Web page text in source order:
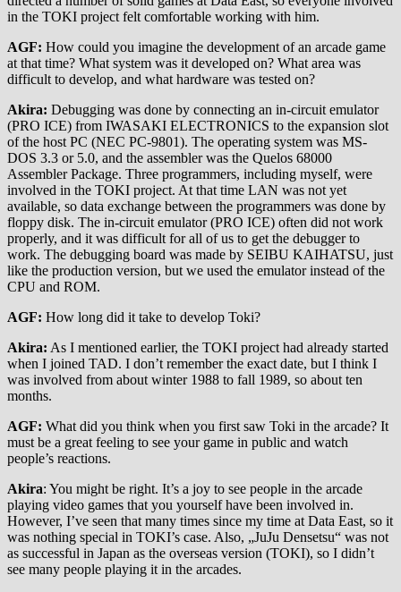
in the TOKI project felt comfortable working with him.
AGF: How could you imagine the development of an arcade game
at that time? What system was it developed on? What area was
difficult to develop, and what hardware was tested on?
Akira: Debugging was done by connecting an in-circuit emulator
(PRO ICE) from IWASAKI ELECTRONICS to the expansion slot
of the host PC (NEC PC-9801). The operating system was MS-
DOS 3.3 or 5.0, and the assembler was the Quelos 68000
Assembler Package. Three programmers, including myself, were
involved in the TOKI project. At that time LAN was not yet
available, so data exchange between the programmers was done by
floppy disk. The in-circuit emulator (PRO ICE) often did not work
properly, and it was difficult for all of us to get the debugger to
work. The debugging board was made by SEIBU KAIHATSU, just
like the production version, but we used the emulator instead of the
CPU and ROM.
AGF: How long did it take to develop Toki?
Akira: As I mentioned earlier, the TOKI project had already started
when I joined TAD. I don’t remember the exact date, but I think I
was involved from about winter 1988 to fall 1989, so about ten
months.
AGF: What did you think when you first saw Toki in the arcade? It
must be a great feeling to see your game in public and watch
people’s reactions.
Akira: You might be right. It’s a joy to see people in the arcade
playing video games that you yourself have been involved in.
However, I’ve seen that many times since my time at Data East, so it
was nothing special in TOKI’s case. Also, „JuJu Densetsu“ was not
as successful in Japan as the overseas version (TOKI), so I didn’t
see many people playing it in the arcades.